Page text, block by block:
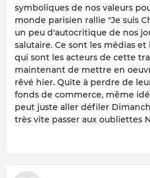
symboliques de nos valeurs
monde parisien rallie "Je suis
un peu d'autocritique de nos
salutaire. Ce sont les médias
qui sont les acteurs de cette
maintenant de mettre en
rêvé hier. Quite à perdre de
fonds de commerce, même
peut juste aller défiler
très vite passer aux oubliettes